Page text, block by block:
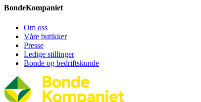
BondeKompaniet
Om oss
Våre butikker
Presse
Ledige stillinger
Bonde og bedriftskunde